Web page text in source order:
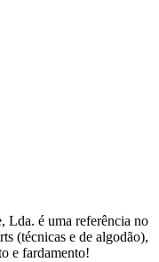
Lda. é uma referência no
(técnicas e de algodão),
e fardamento!